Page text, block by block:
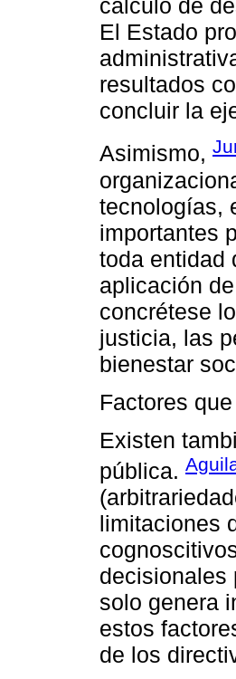
cálculo de
El Estado
resultados
concluir la
Asimismo,
tecnologías,
importantes
toda entidad
aplicación
concrétese
justicia, las
bienestar
Factores
Existen
pública.
limitaciones
decisionales
solo genera
estos
de los